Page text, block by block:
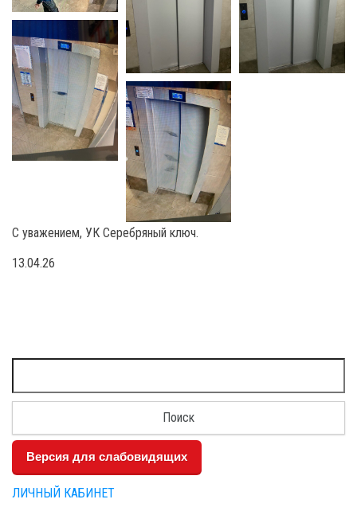
С уважением, УК Серебряный ключ.
13.04.26
Версия для слабовидящих
ЛИЧНЫЙ КАБИНЕТ